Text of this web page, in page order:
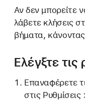
Αν δεν μπορείτε
λάβετε κλήσεις
βήματα,
Ελέγξτε τις
Επαναφέρετε
στις